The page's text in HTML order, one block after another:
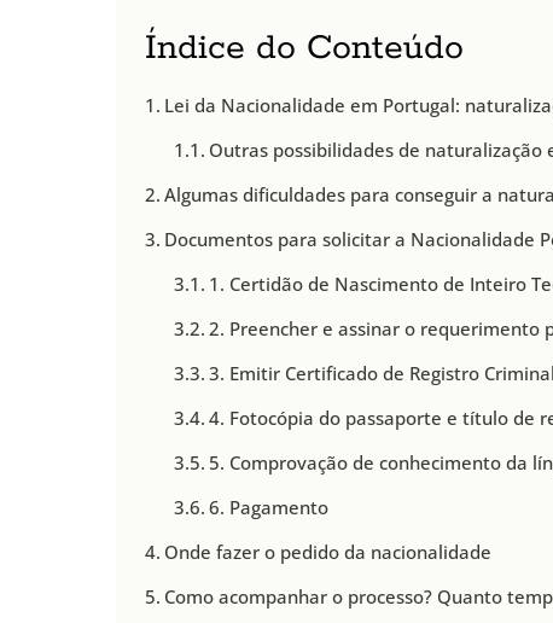
Índice do Conteúdo
Lei da Nacionalidade em Portugal:
Outras possibilidades de
Algumas dificuldades para conseguir a
Documentos para solicitar a Nacionalidade
1. Certidão de Nascimento de Inteiro
2. Preencher e assinar o requerimento
3. Emitir Certificado de Registro
4. Fotocópia do passaporte e título de
5. Comprovação de conhecimento da
6. Pagamento
Onde fazer o pedido da nacionalidade
Como acompanhar o processo? Quanto